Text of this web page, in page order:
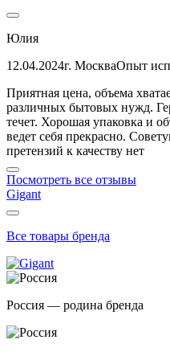
Юлия
12.04.2024г. МоскваОпыт
Приятная цена, объема
различных бытовых нужд.
течет. Хорошая упаковка и
ведет себя прекрасно.
претензий к качеству нет
Посмотреть все отзывы
Gigant
Все товары бренда
Россия — родина бренда